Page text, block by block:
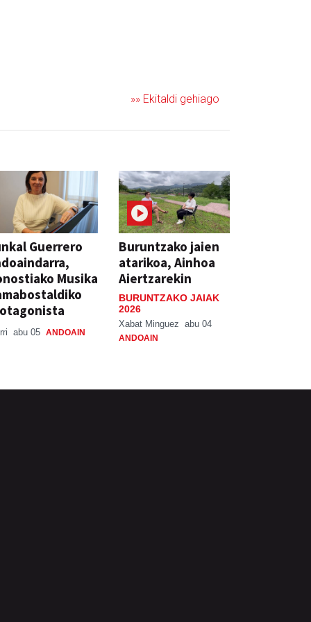
»» Ekitaldi gehiago
Guerrero
Musika
abu 05 ANDOAIN
Buruntzako jaien
atarikoa, Ainhoa
Aiertzarekin
BURUNTZAKO JAIAK
2026
Xabat Minguez abu 04
ANDOAIN